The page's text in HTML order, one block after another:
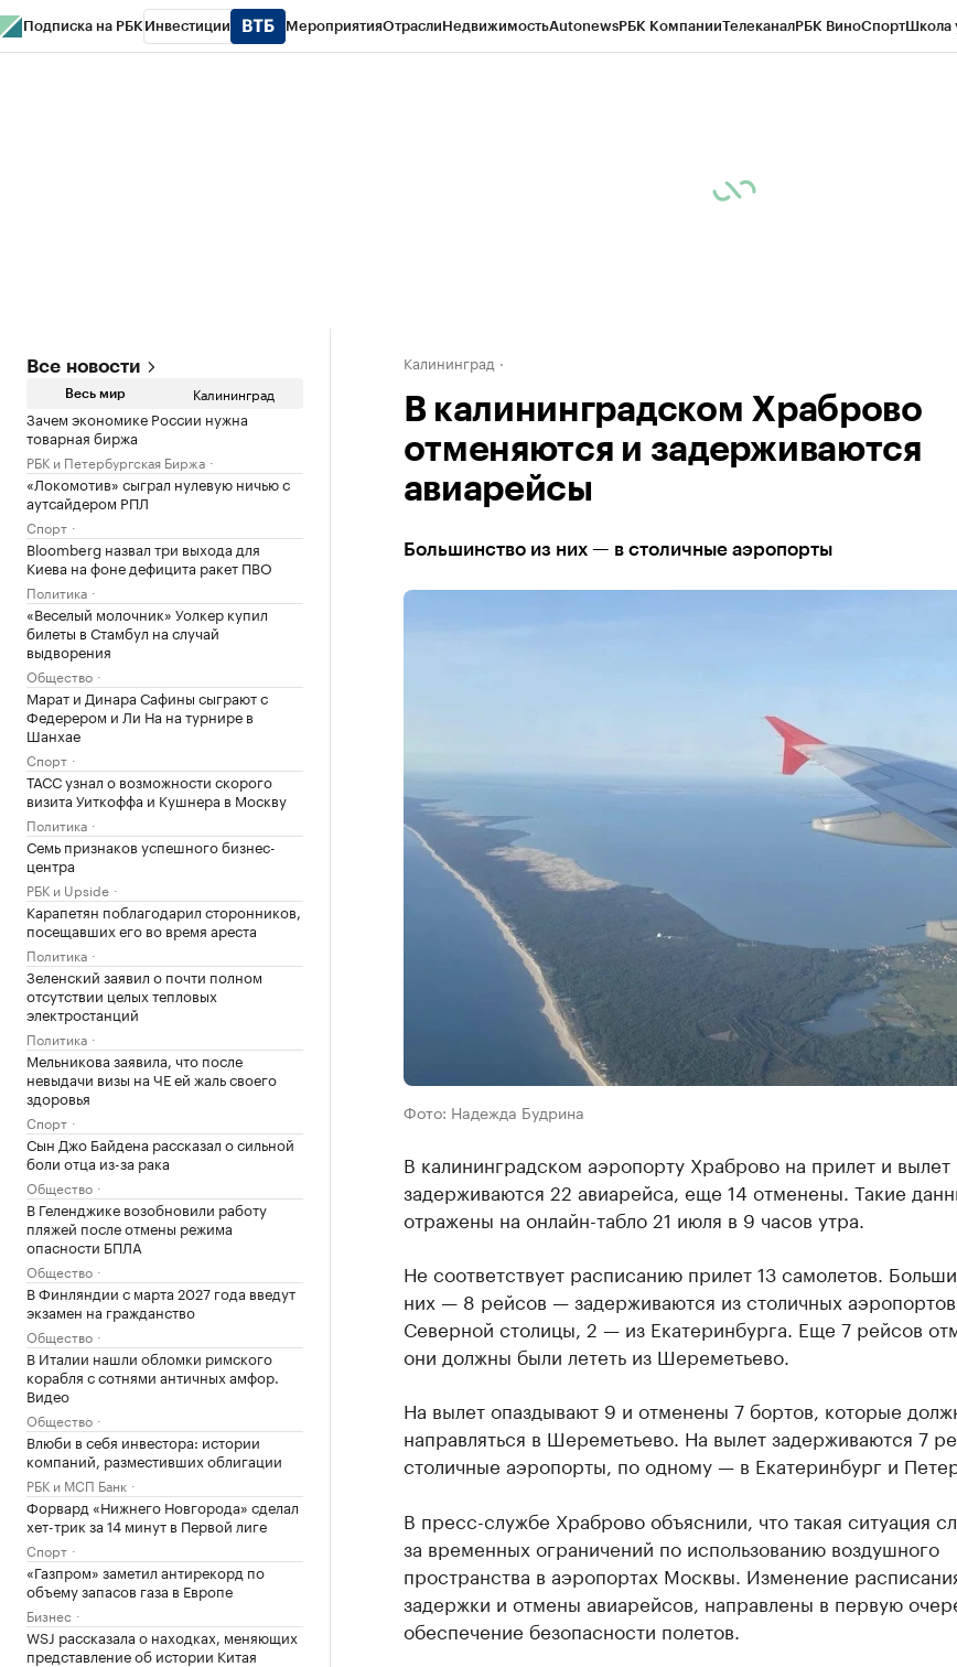
Подписка на РБК Инвестиции МероприятияОтраслиНедвижимостьAutonewsРБК КомпанииТелеканалРБК ВиноСпортШкола
Все новости
Весь мир Калининград
Зачем экономике России нужна
товарная биржа
РБК и Петербургская Биржа
«Локомотив» сыграл нулевую ничью с
аутсайдером РПЛ
Спорт
Bloomberg назвал три выхода для
Киева на фоне дефицита ракет ПВО
Политика
«Веселый молочник» Уолкер купил
билеты в Стамбул на случай
выдворения
Общество
Марат и Динара Сафины сыграют с
Федерером и Ли На на турнире в
Шанхае
Спорт
ТАСС узнал о возможности скорого
визита Уиткоффа и Кушнера в Москву
Политика
Семь признаков успешного бизнес-
центра
РБК и Upside
Карапетян поблагодарил сторонников,
посещавших его во время ареста
Политика
Зеленский заявил о почти полном
отсутствии целых тепловых
электростанций
Политика
Мельникова заявила, что после
невыдачи визы на ЧЕ ей жаль своего
здоровья
Спорт
Сын Джо Байдена рассказал о сильной
боли отца из-за рака
Общество
В Геленджике возобновили работу
пляжей после отмены режима
опасности БПЛА
Общество
В Финляндии с марта 2027 года введут
экзамен на гражданство
Общество
В Италии нашли обломки римского
корабля с сотнями античных амфор.
Видео
Общество
Влюби в себя инвестора: истории
компаний, разместивших облигации
РБК и МСП Банк
Форвард «Нижнего Новгорода» сделал
хет-трик за 14 минут в Первой лиге
Спорт
«Газпром» заметил антирекорд по
объему запасов газа в Европе
Бизнес
WSJ рассказала о находках, меняющих
представление об истории Китая
Калининград
В калининградском Храброво
отменяются и задерживаются
авиарейсы
Большинство из них — в столичные аэропорты
Фото: Надежда Будрина
В калининградском аэропорту Храброво на прилет и вылет
задерживаются 22 авиарейса, еще 14 отменены. Такие
отражены на онлайн-табло 21 июля в 9 часов утра.
Не соответствует расписанию прилет 13 самолетов.
них — 8 рейсов — задерживаются из столичных
Северной столицы, 2 — из Екатеринбурга. Еще 7 рейсов
они должны были лететь из Шереметьево.
На вылет опаздывают 9 и отменены 7 бортов, которые
направляться в Шереметьево. На вылет задерживаются 7
столичные аэропорты, по одному — в Екатеринбург и
В пресс-службе Храброво объяснили, что такая ситуация
за временных ограничений по использованию воздушного
пространства в аэропортах Москвы. Изменение
задержки и отмены авиарейсов, направлены в первую
обеспечение безопасности полетов.